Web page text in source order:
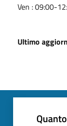
Ven : 09:00-
Ultimo